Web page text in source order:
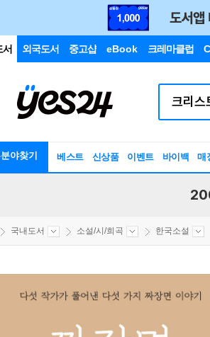
서 외국도서 중고샵 eBook 크레마클럽
야찾기 베스트 신상품 이벤트 바이백 매
국내도서 소설/시/희곡 한국소설